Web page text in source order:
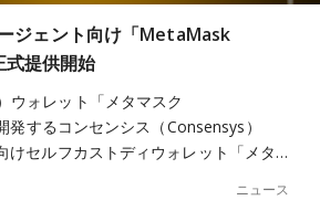
ジェント向け「MetaMask
提供開始
ウォレット「メタマスク
発するコンセンシス（Consensys）
けセルフカストディウォレット「メタ…
ニュース